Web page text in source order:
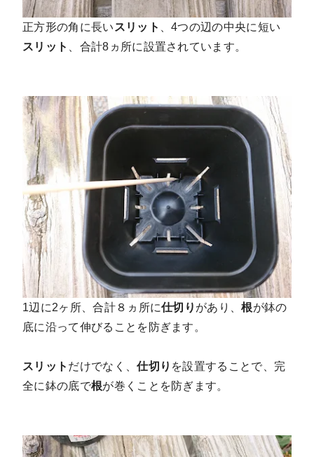
正方形の角に長い スリット
、4つの辺の中央に短い
スリット
、合計8ヵ所に設置されています。
1辺に2ヶ所、合計８ヵ所に仕切り があり、根が鉢の
底に沿って伸びることを防ぎます。
スリット だけでなく、仕切り を設置することで、完
全に鉢の底で根が巻くことを防ぎます。